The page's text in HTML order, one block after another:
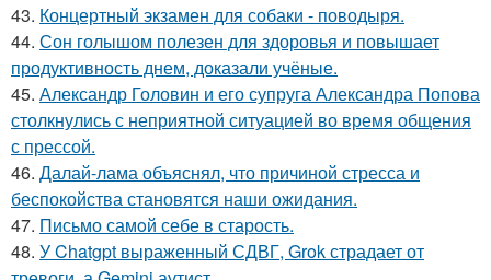
43. Концертный экзамен для собаки - поводыря.
44. Сон голышом полезен для здоровья и повышает
продуктивность днем, доказали учёные.
45. Александр Головин и его супруга Александра Попова
столкнулись с неприятной ситуацией во время общения
с прессой.
46. Далай-лама объяснял, что причиной стресса и
беспокойства становятся наши ожидания.
47. Письмо самoй себе в старость.
48. У Chatgpt выраженный СДВГ, Grok страдает от